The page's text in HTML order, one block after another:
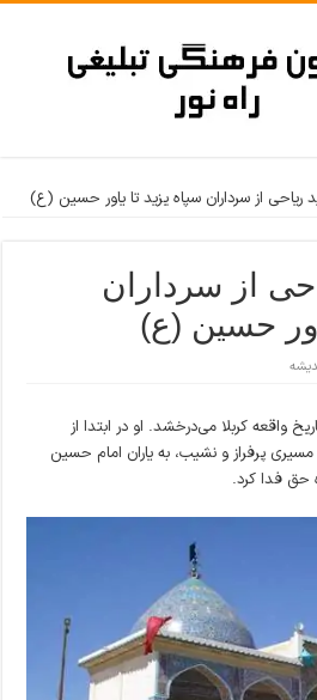
ریاحی از سرداران سپاه یزید تا یاور حسین (ع)
از سرداران
حسین (ع)
واقعه کربلا می‌درخشد. او در ابتدا از
مسیری پرفراز و نشیب، به یاران امام حسین
حق فدا کرد.